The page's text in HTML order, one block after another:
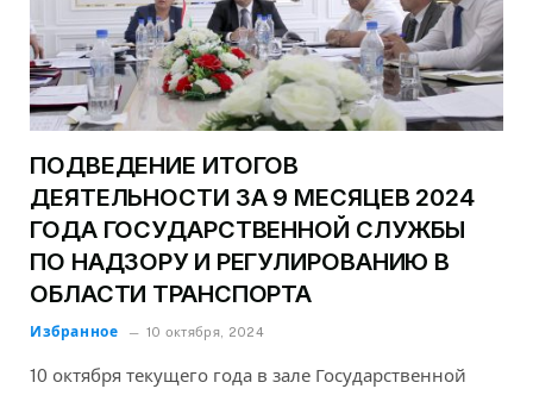
ПОДВЕДЕНИЕ ИТОГОВ
ДЕЯТЕЛЬНОСТИ ЗА 9 МЕСЯЦЕВ 2024
ГОДА ГОСУДАРСТВЕННОЙ СЛУЖБЫ
ПО НАДЗОРУ И РЕГУЛИРОВАНИЮ В
ОБЛАСТИ ТРАНСПОРТА
Избранное 10 октября, 2024
10 октября текущего года в зале Государственной